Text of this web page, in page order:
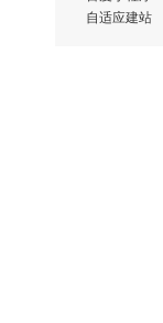
自适应建站